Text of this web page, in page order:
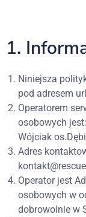
1.
Niniejsza
pod adresem
Operatorem
osobowych
Wójciak
Adres
Operator jest
osobowych w
dobrowolnie w